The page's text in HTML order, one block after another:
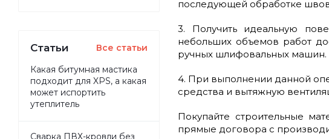
последующей обработке
3. Получить идеальную
небольших объемов работ
ручных шлифовальных машин.
4. При выполнении данной
средства и вытяжную
Покупайте строительные
прямые договора с
Статьи Все статьи
Какая битумная мастика
подходит для XPS, а какая
может испортить
утеплитель
Сварка ПВХ-кровли без